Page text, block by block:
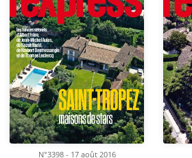
N°3398 - 17 août 2016